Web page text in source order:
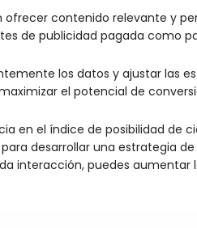
contenido relevante y
de publicidad pagada como
los datos y ajustar las
el potencial de
en el índice de posibilidad de
desarrollar una estrategia
interacción, puedes aumentar